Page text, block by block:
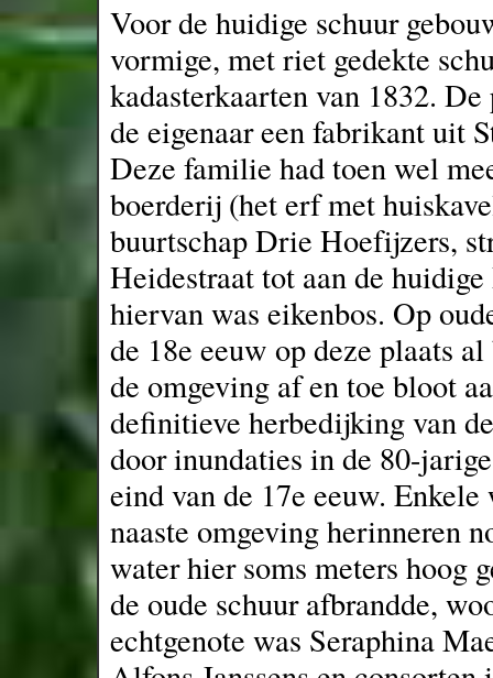
Voor de huidige schuur
vormige, met riet gedekte
kadasterkaarten van 1832.
de eigenaar een fabrikant uit
Deze familie had toen wel
boerderij (het erf met
buurtschap Drie Hoefijzers,
Heidestraat tot aan de
hiervan was eikenbos. Op
de 18e eeuw op deze plaats
de omgeving af en toe bloot
definitieve herbedijking van
door inundaties in de 80-
eind van de 17e eeuw.
naaste omgeving herinneren
water hier soms meters hoog
de oude schuur afbrandde,
echtgenote was Seraphina